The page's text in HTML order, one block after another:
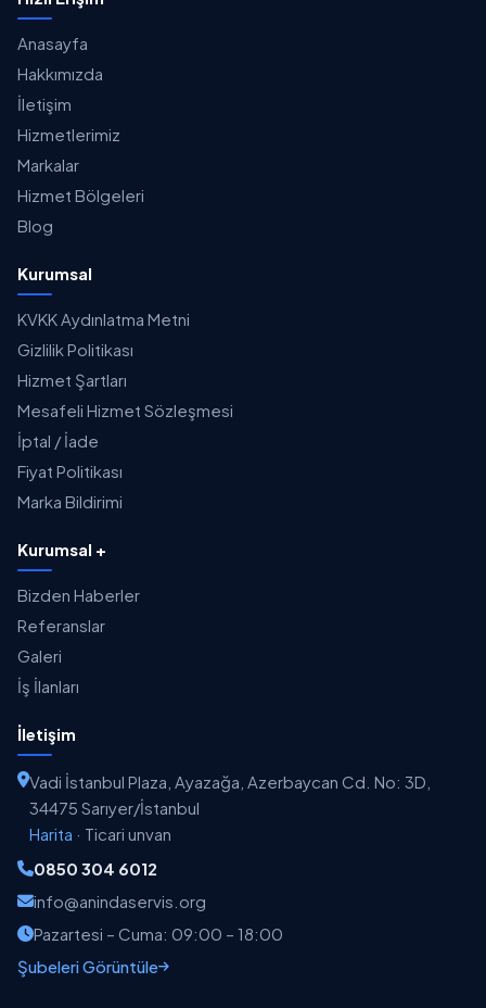
Anasayfa
Hakkımızda
İletişim
Hizmetlerimiz
Markalar
Hizmet Bölgeleri
Blog
Kurumsal
KVKK Aydınlatma Metni
Gizlilik Politikası
Hizmet Şartları
Mesafeli Hizmet Sözleşmesi
İptal / İade
Fiyat Politikası
Marka Bildirimi
Kurumsal +
Bizden Haberler
Referanslar
Galeri
İş İlanları
İletişim
Vadi İstanbul Plaza, Ayazağa, Azerbaycan Cd. No: 3D,
34475 Sarıyer/İstanbul
Harita · Ticari unvan
0850 304 6012
info@anindaservis.org
Pazartesi – Cuma: 09:00 – 18:00
Şubeleri Görüntüle